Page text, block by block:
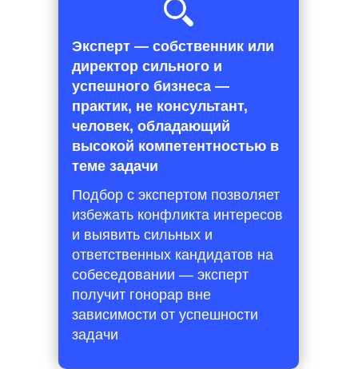
Эксперт — собственник или
директор сильного и
успешного бизнеса —
практик, не консультант,
человек, обладающий
высокой компетентностью в
теме задачи
Подбор с экспертом позволяет
избежать конфликта интересов
и выявить сильных и
ответственных кандидатов на
собеседовании — эксперт
получит гонорар вне
зависимости от успешности
задачи